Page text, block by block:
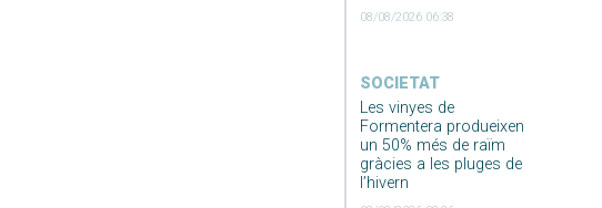
08/08/2026 06:38
SOCIETAT
Les vinyes de
Formentera produeixen
un 50% més de raïm
gràcies a les pluges de
l’hivern